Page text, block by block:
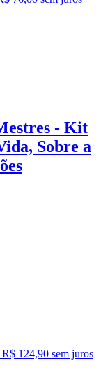
- Kit
Sobre a
R$ 124,90 sem juros